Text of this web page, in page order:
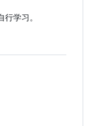
学习。